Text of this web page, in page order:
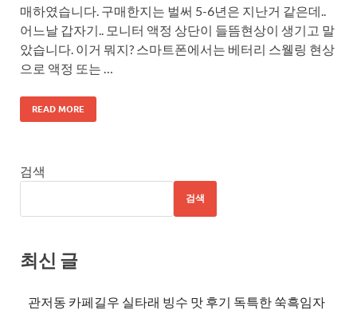
매하였습니다. 구매한지는 벌써 5-6년은 지난거 같은데..
어느날 갑자기.. 모니터 액정 상단이 들뜸현상이 생기고 말
았습니다. 이거 뭐지? 스마트폰에서는 베터리 스웰링 현상
으로 액정 또는 …
READ MORE
검색
검색
최신 글
관저동 카페길우 실타래 빙수 맛 후기 독특한 쑥흑임자